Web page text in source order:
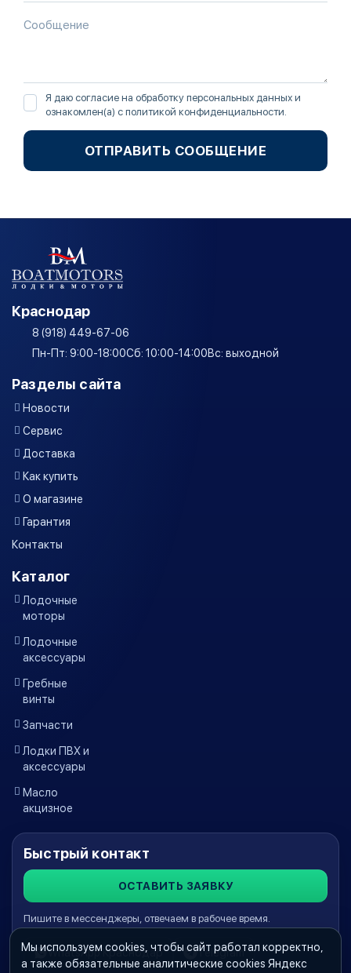
Я даю согласие на обработку персональных данных и
ознакомлен(а) с политикой конфиденциальности
ОТПРАВИТЬ СООБЩЕНИЕ
Краснодар
8 (918) 449-67-06
Пн-Пт: 9:00-18:00Сб: 10:00-14:00Вс: выходной
Разделы сайта
Новости
Сервис
Доставка
Как купить
О магазине
Гарантия
Контакты
Каталог
Лодочные
моторы
Лодочные
аксессуары
Гребные
винты
Запчасти
Лодки ПВХ и
аксессуары
Масло
акцизное
Быстрый контакт
ОСТАВИТЬ ЗАЯВКУ
Пишите в мессенджеры, отвечаем в рабочее время.
WhatsApp Краснодар Telegram
Мы используем cookies, чтобы сайт работал корректно,
а также обязательные аналитические cookies Яндекс